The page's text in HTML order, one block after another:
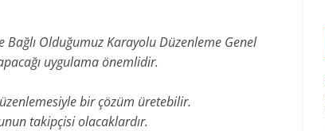
Bağlı Olduğumuz Karayolu Düzenleme Genel
uygulama önemlidir.
bir çözüm üretebilir.
takipçisi olacaklardır.